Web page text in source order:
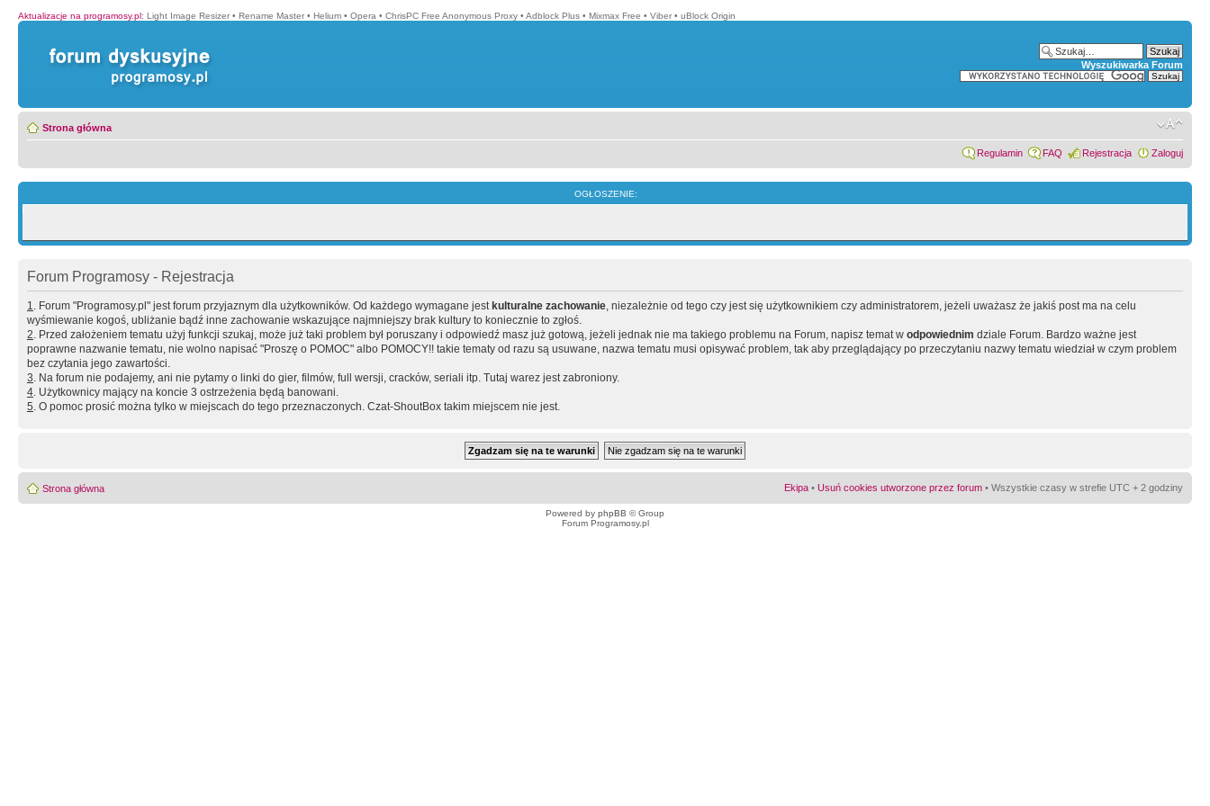
Aktualizacje na programosy.pl: Light Image Resizer • Rename Master • Helium • Opera • ChrisPC Free Anonymous Proxy • Adblock Plus • Mixmax Free • Viber • uBlock Origin
Wyszukiwarka Forum
Strona główna
Regulamin FAQ Rejestracja Zaloguj
OGŁOSZENIE:
Forum Programosy - Rejestracja
1. Forum "Programosy.pl" jest forum przyjaznym dla użytkowników. Od każdego wymagane jest kulturalne zachowanie, niezależnie od tego czy jest się użytkownikiem czy administratorem, jeżeli uważasz że jakiś post ma na celu
wyśmiewanie kogoś, ubliżanie bądź inne zachowanie wskazujące najmniejszy brak kultury to koniecznie to zgłoś.
2. Przed założeniem tematu użyj funkcji szukaj, może już taki problem był poruszany i odpowiedź masz już gotową, jeżeli jednak nie ma takiego problemu na Forum, napisz temat w odpowiednim dziale Forum. Bardzo ważne jest
poprawne nazwanie tematu, nie wolno napisać "Proszę o POMOC" albo POMOCY!! takie tematy od razu są usuwane, nazwa tematu musi opisywać problem, tak aby przeglądający po przeczytaniu nazwy tematu wiedział w czym problem
bez czytania jego zawartości.
3. Na forum nie podajemy, ani nie pytamy o linki do gier, filmów, full wersji, cracków, seriali itp. Tutaj warez jest zabroniony.
4. Użytkownicy mający na koncie 3 ostrzeżenia będą banowani.
5. O pomoc prosić można tylko w miejscach do tego przeznaczonych. Czat-ShoutBox takim miejscem nie jest.
Strona główna Ekipa • Usuń cookies utworzone przez forum • Wszystkie czasy w strefie UTC + 2 godziny
Powered by phpBB © Group
Forum Programosy.pl